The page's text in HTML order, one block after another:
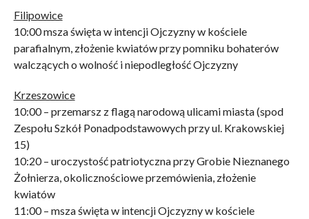
Filipowice
10:00 msza święta w intencji Ojczyzny w kościele
parafialnym, złożenie kwiatów przy pomniku bohaterów
walczących o wolność i niepodległość Ojczyzny
Krzeszowice
10:00 – przemarsz z flagą narodową ulicami miasta (spod
Zespołu Szkół Ponadpodstawowych przy ul. Krakowskiej
15)
10:20 – uroczystość patriotyczna przy Grobie Nieznanego
Żołnierza, okolicznościowe przemówienia, złożenie
kwiatów
11:00 – msza święta w intencji Ojczyzny w kościele